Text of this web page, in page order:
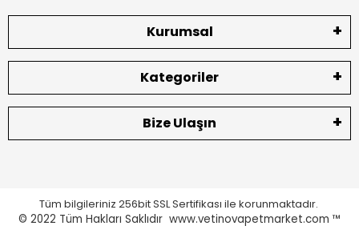
Kurumsal
Kategoriler
Bize Ulaşın
Tüm bilgileriniz 256bit SSL Sertifikası ile korunmaktadır.
© 2022 Tüm Hakları Saklıdır www.vetinovapetmarket.com ™